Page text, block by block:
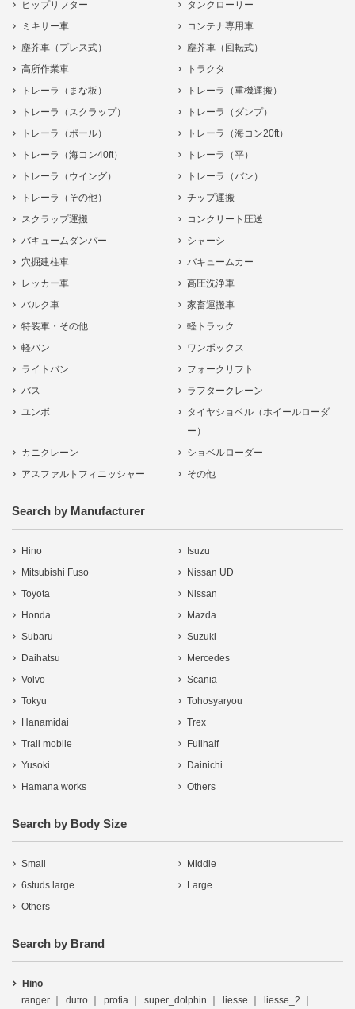
ヒップリフター
タンクローリー
ミキサー車
コンテナ専用車
塵芥車（プレス式）
塵芥車（回転式）
高所作業車
トラクタ
トレーラ（まな板）
トレーラ（重機運搬）
トレーラ（スクラップ）
トレーラ（ダンプ）
トレーラ（ポール）
トレーラ（海コン20ft）
トレーラ（海コン40ft）
トレーラ（平）
トレーラ（ウイング）
トレーラ（バン）
トレーラ（その他）
チップ運搬
スクラップ運搬
コンクリート圧送
バキュームダンパー
シャーシ
穴掘建柱車
バキュームカー
レッカー車
高圧洗浄車
バルク車
家畜運搬車
特装車・その他
軽トラック
軽バン
ワンボックス
ライトバン
フォークリフト
バス
ラフタークレーン
ユンボ
タイヤショベル（ホイールローダ
ー）
カニクレーン
ショベルローダー
アスファルトフィニッシャー
その他
Search by Manufacturer
Hino
Isuzu
Mitsubishi Fuso
Nissan UD
Toyota
Nissan
Honda
Mazda
Subaru
Suzuki
Daihatsu
Mercedes
Volvo
Scania
Tokyu
Tohosyaryou
Hanamidai
Trex
Trail mobile
Fullhalf
Yusoki
Dainichi
Hamana works
Others
Search by Body Size
Small
Middle
6studs large
Large
Others
Search by Brand
Hino
ranger
dutro profia super_dolphin liesse
liesse_2